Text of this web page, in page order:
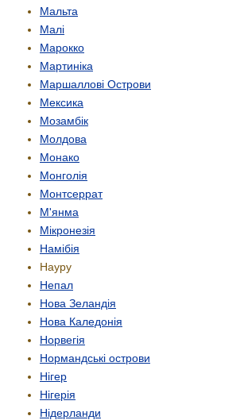
Мальта
Малі
Марокко
Мартиніка
Маршаллові Острови
Мексика
Мозамбік
Молдова
Монако
Монголія
Монтсеррат
М'янма
Мікронезія
Намібія
Науру
Непал
Нова Зеландія
Нова Каледонія
Норвегія
Нормандські острови
Нігер
Нігерія
Нідерланди